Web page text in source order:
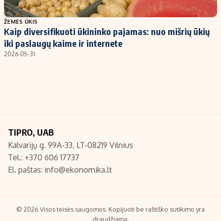
Populiarios temos
Investavimas
Akcijų rinka
Titulinis
Nedarbo išmokos skaičiuoklė
Redakcija
Turinio žymėjimo taisyklės
ŽEMĖS ŪKIS
Kaip diversifikuoti ūkininko pajamas: nuo mišrių ūkių
iki paslaugų kaime ir internete
2026-05-31
TIPRO, UAB
Kalvarijų g. 99A-33, LT-08219 Vilnius
Tel.: +370 606 17737
El. paštas: info@ekonomika.lt
© 2026 Visos teisės saugomos. Kopijuoti be raštiško sutikimo yra
draudžiama.